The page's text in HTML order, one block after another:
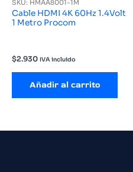
SKU: HMAA8001-1M
Cable HDMI 4K 60Hz 1.4Volt
1 Metro Procom
$2.930 IVA incluido
Añadir al carrito